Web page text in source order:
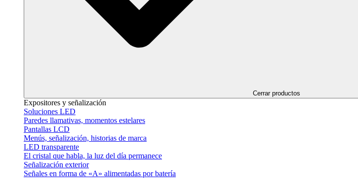
Cerrar productos
Expositores y señalización
Soluciones LED
Paredes llamativas, momentos estelares
Pantallas LCD
Menús, señalización, historias de marca
LED transparente
El cristal que habla, la luz del día permanece
Señalización exterior
Señales en forma de «A» alimentadas por batería